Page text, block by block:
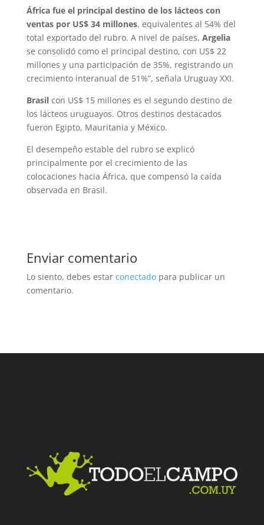
África fue el principal destino de los lácteos con
ventas por US$ 34 millones, equivalentes al 54% del
total exportado del rubro. A nivel de países, Argelia
se consolidó como el principal destino, con US$ 22
millones y una participación de 35%, registrando un
crecimiento interanual de 51%”, señala Uruguay XXI.
Brasilcon US$ 15 millones es el segundo destino de
los lácteos uruguayos. Otros destinos destacados
fueron Egipto, Mauritania y México.
El desempeño estable del rubro se explicó
principalmente por el crecimiento de las
colocaciones hacia África, que compensó la caída
observada en Brasil.
Enviar comentario
Lo siento, debes estar conectadopara publicar un
comentario.
Facebook